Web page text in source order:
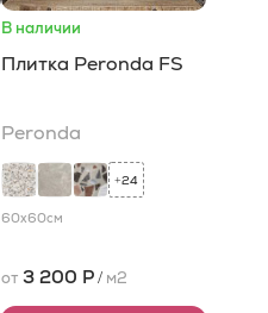
В наличии
Плитка Peronda FS
Peronda
+24
60x60см
от 3 200 Р/ м2